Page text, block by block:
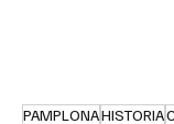
PAMPLONAHISTORIA